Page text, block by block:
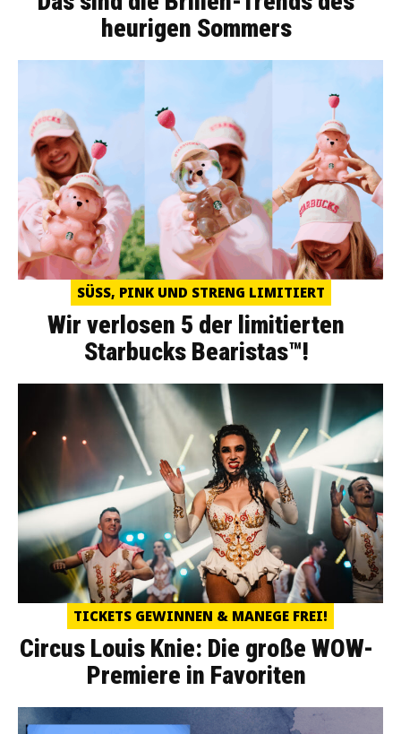
heurigen Sommers
SÜSS, PINK UND STRENG LIMITIERT
Wir verlosen 5 der limitierten
Starbucks Bearistas™!
TICKETS GEWINNEN & MANEGE FREI!
Circus Louis Knie: Die große WOW-
Premiere in Favoriten